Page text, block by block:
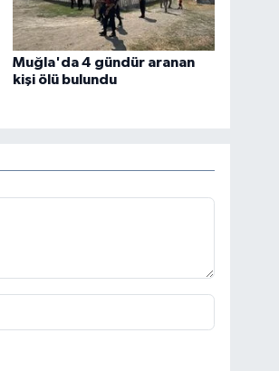
Muğla'da 4 gündür aranan
kişi ölü bulundu